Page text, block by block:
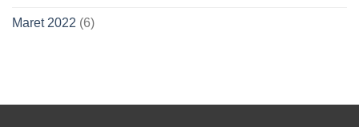
Maret 2022 (6)